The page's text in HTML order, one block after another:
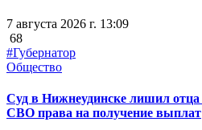
7 августа 2026 г. 13:09
68
#Губернатор
Общество
Суд в Нижнеудинске лишил отца
СВО права на получение выплат